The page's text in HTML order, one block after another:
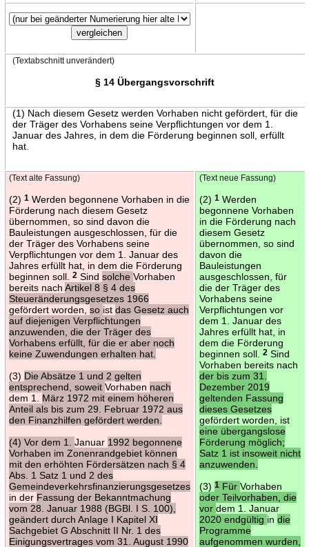
(Textabschnitt unverändert)
§ 14 Übergangsvorschrift
(1) Nach diesem Gesetz werden Vorhaben nicht gefördert, für die
der Träger des Vorhabens seine Verpflichtungen vor dem 1.
Januar des Jahres, in dem die Förderung beginnen soll, erfüllt
hat.
(Text alte Fassung)
(2) 1Werden begonnene Vorhaben in die
Förderung nach diesem Gesetz
übernommen, so sind davon die
Bauleistungen ausgeschlossen, für die
der Träger des Vorhabens seine
Verpflichtungen vor dem 1. Januar des
Jahres erfüllt hat, in dem die Förderung
beginnen soll.
2Sind solche Vorhaben
bereits nach Artikel 8 § 4 des
Steueränderungsgesetzes 1966
gefördert worden, so ist das Gesetz auch
auf diejenigen Verpflichtungen
anzuwenden, die der Träger des
Vorhabens erfüllt, für die er aber noch
keine Zuwendungen erhalten hat.
(3) Die Absätze 1 und 2 gelten
entsprechend, soweit Vorhaben nach
dem 1. März 1972 mit einem höheren
Anteil als bis zum 29. Februar 1972 aus
den Finanzhilfen gefördert werden.
(4) Vor dem 1. Januar 1992 begonnene
Vorhaben im Zonenrandgebiet können
mit den erhöhten Fördersätzen nach § 4
Abs. 1 Satz 1 und 2 des
Gemeindeverkehrsfinanzierungsgesetzes
in der Fassung der Bekanntmachung
vom 28. Januar 1988 (BGBl. I S. 100),
geändert durch Anlage I Kapitel XI
Sachgebiet G Abschnitt II Nr. 1 des
Einigungsvertrages vom 31. August 1990
(Text neue Fassung)
(2) 1Werden
begonnene Vorhaben
in die Förderung nach
diesem Gesetz
übernommen, so sind
davon die
Bauleistungen
ausgeschlossen, für
die der Träger des
Vorhabens seine
Verpflichtungen vor
dem 1. Januar des
Jahres erfüllt hat, in
dem die Förderung
beginnen soll.
2Sind
Vorhaben bereits nach
der bis zum 31.
Dezember 2019
geltenden Fassung
dieses Gesetzes
gefördert worden, ist
eine übergangslose
Förderung möglich;
Satz 1 ist insoweit nicht
anzuwenden.
(3) 1Für Vorhaben
oder Teilvorhaben, die
vor dem 1. Januar
2020 endgültig in die
Programme
aufgenommen wurden,